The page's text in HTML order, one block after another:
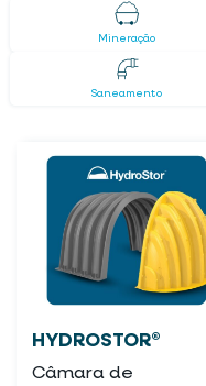
Mineração
Saneamento
HYDROSTOR®
Câmara de